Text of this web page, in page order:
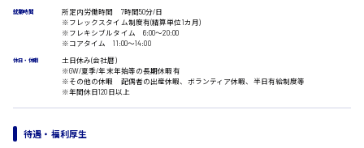
CADオペレーター
WEBデザイナー
校正・編集
システムエンジニア
プログラマー
カスタマーエンジニア
販売・サービス・フード系
経営企画
広島市安佐北区
広島市安芸区
時給1500円以上
就業時間
所定内労働時間 7時間50分/日
※フレックスタイム制度有(精算単位1カ月)
※フレキシブルタイム 6:00～20:00
※コアタイム 11:00～14:00
休日・休暇
土日休み(会社暦)
※GW/夏季/年末年始等の長期休暇有
※その他の休暇 配偶者の出産休暇、ボランティア休暇、半日有給制度等
※年間休日120日以上
待遇・福利厚生